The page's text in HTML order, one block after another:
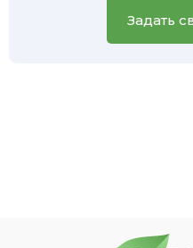
Задать